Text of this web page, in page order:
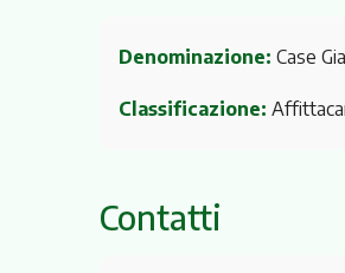
Denominazione: Case
Classificazione:
Contatti